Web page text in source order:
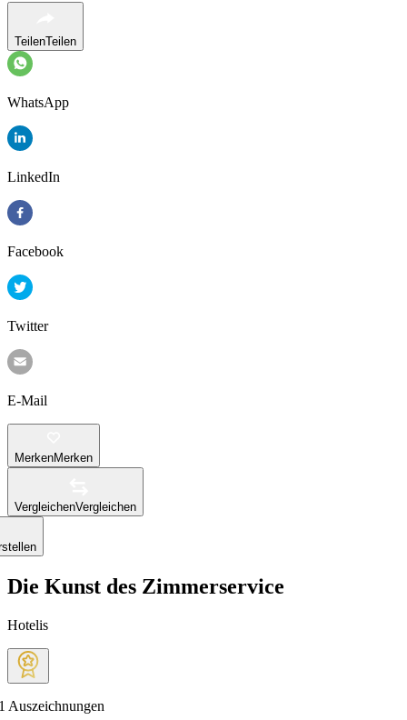
TeilenTeilen
WhatsApp
LinkedIn
Facebook
Twitter
E-Mail
MerkenMerken
VergleichenVergleichen
Die Kunst des Zimmerservice
Hotelis
Auszeichnungen